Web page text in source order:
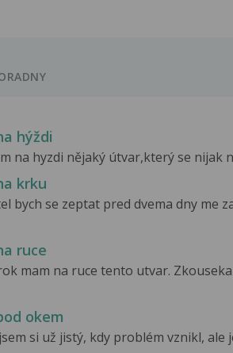
hýždi
na hyzdi nějaký útvar,který se nijak
krku
bych se zeptat pred dvema dny me
ruce
mam na ruce tento utvar.
okem
si už jistý, kdy problém vznikl, ale